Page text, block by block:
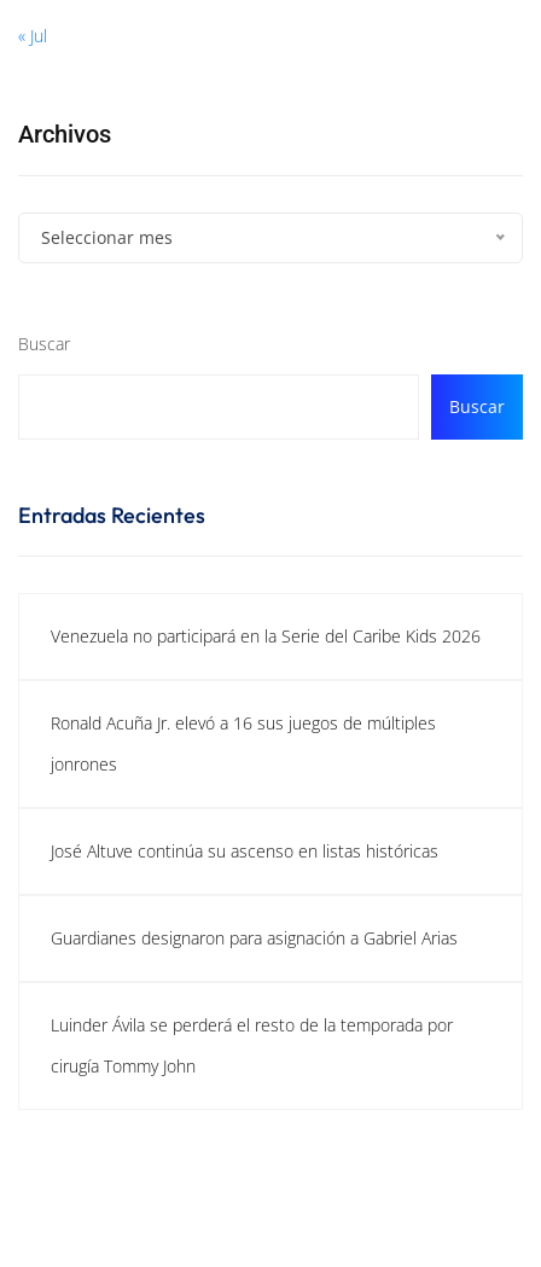
« Jul
Archivos
Seleccionar mes
Buscar
Buscar
Entradas Recientes
Venezuela no participará en la Serie del Caribe Kids 2026
Ronald Acuña Jr. elevó a 16 sus juegos de múltiples
jonrones
José Altuve continúa su ascenso en listas históricas
Guardianes designaron para asignación a Gabriel Arias
Luinder Ávila se perderá el resto de la temporada por
cirugía Tommy John